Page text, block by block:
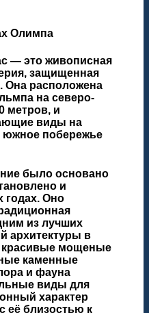
Олимпа
— это живописная
защищенная
Она расположена
на северо-
метров, и
виды на
южное побережье
было основано
и
годах. Оно
из лучших
архитектуры в
красивые мощеные
каменные
и фауна
виды для
характер
её близостью к